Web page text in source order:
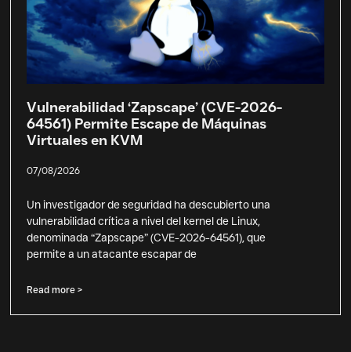
Vulnerabilidad ‘Zapscape’ (CVE-2026-
64561) Permite Escape de Máquinas
Virtuales en KVM
07/08/2026
Un investigador de seguridad ha descubierto una
vulnerabilidad crítica a nivel del kernel de Linux,
denominada “Zapscape” (CVE-2026-64561), que
permite a un atacante escapar de
Read more >